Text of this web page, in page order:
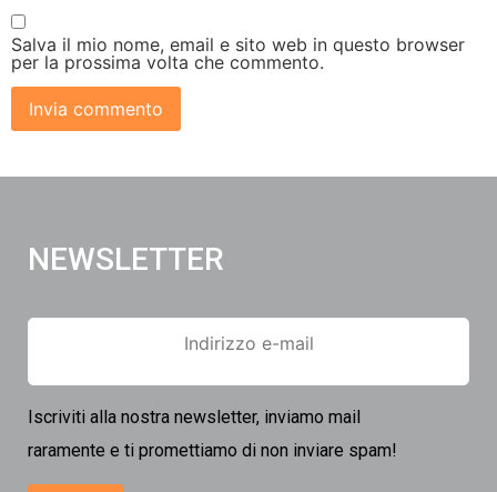
Salva il mio nome, email e sito web in questo browser
per la prossima volta che commento.
NEWSLETTER
Iscriviti alla nostra newsletter, inviamo mail
raramente e ti promettiamo di non inviare spam!